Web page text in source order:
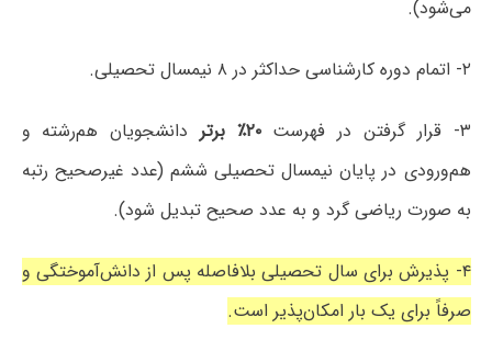
می‌شود).
۲- اتمام دوره کارشناسی حداکثر در ۸ نیمسال تحصیلی.
۳- قرار گرفتن در فهرست ۲۰٪ برتر
دانشجویان هم‌رشته و
هم‌ورودی در پایان نیمسال تحصیلی ششم (عدد غیرصحیح رتبه
به صورت ریاضی گرد و به عدد صحیح تبدیل شود).
۴- پذیرش برای سال تحصیلی بلافاصله پس از دانش‌آموختگی و
صرفاً برای یک بار امکان‌پذیر است.